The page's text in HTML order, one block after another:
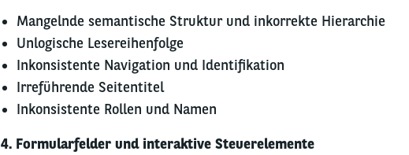
Mangelnde semantische Struktur und inkorrekte Hierarchie
Unlogische Lesereihenfolge
Inkonsistente Navigation und Identifikation
Irreführende Seitentitel
Inkonsistente Rollen und Namen
4. Formularfelder und interaktive Steuerelemente